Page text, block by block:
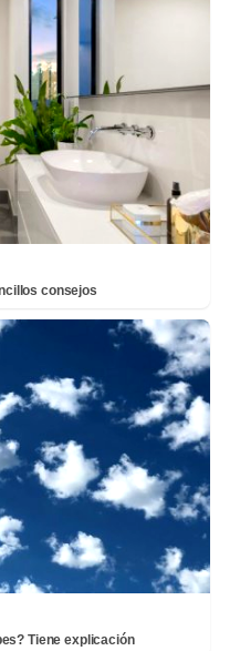
consejos
Tiene explicación